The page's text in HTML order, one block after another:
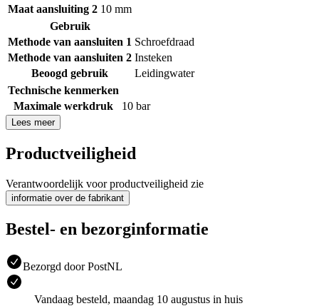
Maat aansluiting 2 10 mm
Gebruik
Methode van aansluiten 1 Schroefdraad
Methode van aansluiten 2 Insteken
Beoogd gebruik
Leidingwater
Technische kenmerken
Maximale werkdruk
10 bar
Lees meer
Productveiligheid
Verantwoordelijk voor productveiligheid zie
informatie over de fabrikant
Bestel- en bezorginformatie
Bezorgd door PostNL
Vandaag besteld, maandag 10 augustus in huis